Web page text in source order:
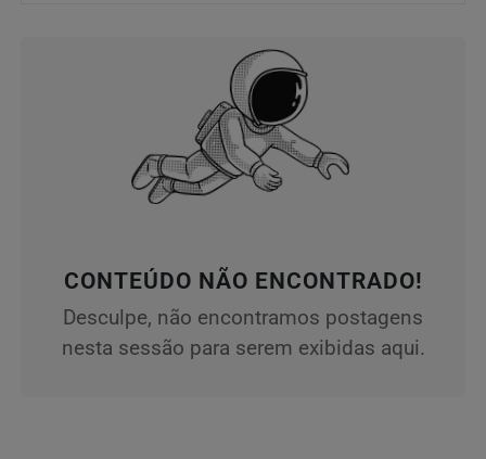
CONTEÚDO NÃO ENCONTRADO!
Desculpe, não encontramos postagens
nesta sessão para serem exibidas aqui.